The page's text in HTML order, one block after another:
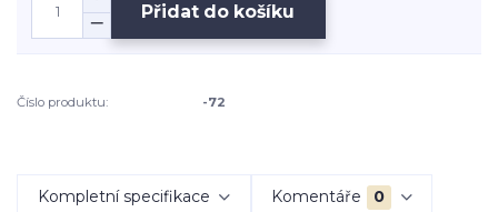
Přidat do košíku
Číslo produktu: -72
Kompletní specifikace Komentáře 0